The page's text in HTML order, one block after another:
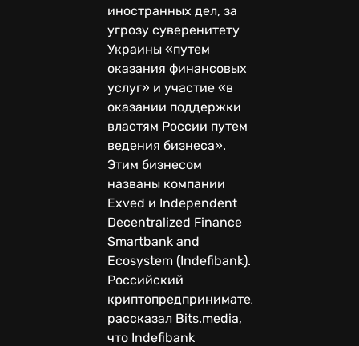
иностранных дел, за
угрозу суверенитету
Украины «путем
оказания финансовых
услуг» и участие «в
оказании поддержки
властям России путем
ведения бизнеса».
Этим бизнесом
названы компании
Exved и Independent
Decentralized Finance
Smartbank and
Ecosystem (Indefibank).
Российский
криптопредприниматель
рассказал Bits.media,
что Indefibank